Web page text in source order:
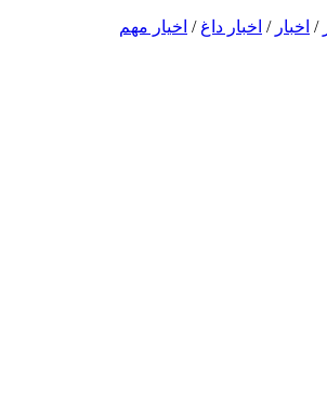
/ اخبار / اخبار داغ / اخیار مهم